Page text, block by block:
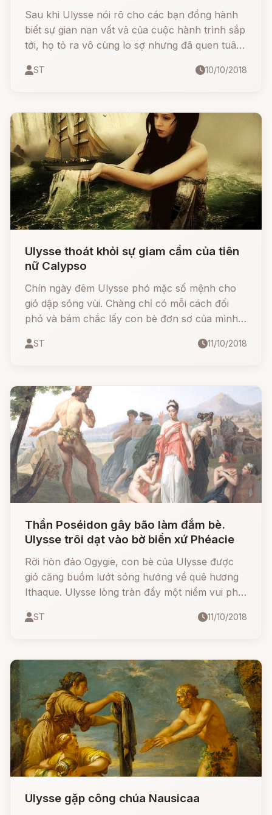
Sau khi Ulysse nói rõ cho các bạn đồng hành
biết sự gian nan vất vả của cuộc hành trình sắp
tới, họ tỏ ra vô cùng lo sợ nhưng đã quen tuân
chàng xuống thuyền để đi về miền bắc xa xôi.
ST 10/10/2018
Ulysse thoát khỏi sự giam cầm của tiên
nữ Calypso
Chín ngày đêm Ulysse phó mặc số mệnh cho
gió dập sóng vùi. Chàng chỉ có mỗi cách đối
phó và bám chắc lấy con bè đơn sơ của mình,
ST 11/10/2018
Thần Poséidon gây bão làm đắm bè.
Ulysse trôi dạt vào bờ biển xứ Phéacie
Rời hòn đảo Ogygie, con bè của Ulysse được
gió căng buồm lướt sóng hướng về quê hương
Ithaque. Ulysse lòng tràn đầy một niềm vui phơi
vững chắc và thành thục.
ST 11/10/2018
Ulysse gặp công chúa Nausicaa